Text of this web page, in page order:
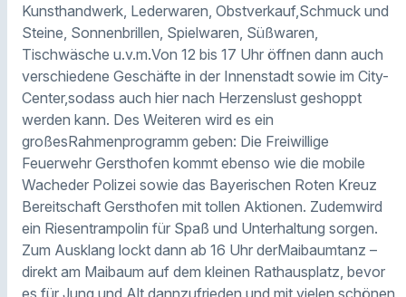
Kunsthandwerk, Lederwaren, Obstverkauf,Schmuck und
Steine, Sonnenbrillen, Spielwaren, Süßwaren,
Tischwäsche u.v.m.Von 12 bis 17 Uhr öffnen dann auch
verschiedene Geschäfte in der Innenstadt sowie im City-
Center,sodass auch hier nach Herzenslust geshoppt
werden kann. Des Weiteren wird es ein
großesRahmenprogramm geben: Die Freiwillige
Feuerwehr Gersthofen kommt ebenso wie die mobile
Wacheder Polizei sowie das Bayerischen Roten Kreuz
Bereitschaft Gersthofen mit tollen Aktionen. Zudemwird
ein Riesentrampolin für Spaß und Unterhaltung sorgen.
Zum Ausklang lockt dann ab 16 Uhr derMaibaumtanz –
direkt am Maibaum auf dem kleinen Rathausplatz, bevor